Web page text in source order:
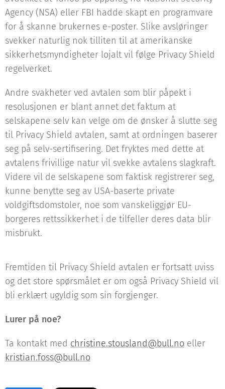
Agency (NSA) eller FBI hadde skapt en programvare
for å skanne brukernes e-poster. Slike avsløringer
svekker naturlig nok tilliten til at amerikanske
sikkerhetsmyndigheter lojalt vil følge Privacy Shield
regelverket.
Andre svakheter ved avtalen som blir påpekt i
resolusjonen er blant annet det faktum at
selskapene selv kan velge om de ønsker å slutte seg
til Privacy Shield avtalen, samt at ordningen baserer
seg på selv-sertifisering. Det fryktes med dette at
avtalens frivillige natur vil svekke avtalens slagkraft.
Videre vil de selskapene som faktisk registrerer seg,
kunne benytte seg av USA-baserte private
voldgiftsdomstoler, noe som vanskeliggjør EU-
borgeres rettssikkerhet i de tilfeller deres data blir
misbrukt.
Fremtiden til Privacy Shield avtalen er fortsatt uviss
og det store spørsmålet er om også Privacy Shield vil
bli erklært ugyldig som sin forgjenger.
Lurer på noe?
Ta kontakt med christine.stousland@bull.no eller
kristian.foss@bull.no